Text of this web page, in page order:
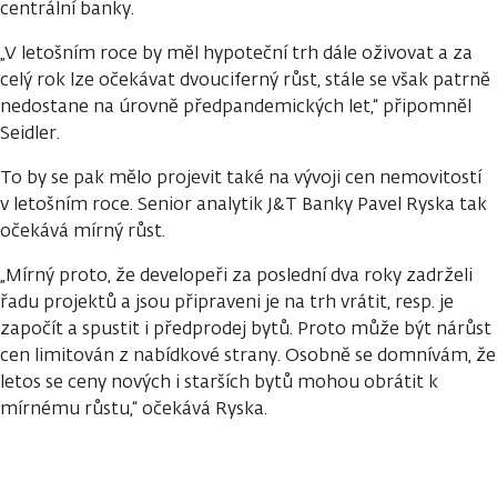
centrální banky.
„V letošním roce by měl hypoteční trh dále oživovat a za
celý rok lze očekávat dvouciferný růst, stále se však patrně
nedostane na úrovně předpandemických let,“ připomněl
Seidler.
To by se pak mělo projevit také na vývoji cen nemovitostí
v letošním roce. Senior analytik J&T Banky Pavel Ryska tak
očekává mírný růst.
„Mírný proto, že developeři za poslední dva roky zadrželi
řadu projektů a jsou připraveni je na trh vrátit, resp. je
započít a spustit i předprodej bytů. Proto může být nárůst
cen limitován z nabídkové strany. Osobně se domnívám, že
letos se ceny nových i starších bytů mohou obrátit k
mírnému růstu,“ očekává Ryska.